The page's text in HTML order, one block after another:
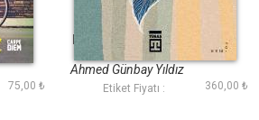
75,00 ₺
Bülbülü Susturmak
Ahmed Günbay Yıldız
Etiket Fiyatı : 360,00 ₺